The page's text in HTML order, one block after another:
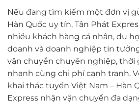
Nếu đang tìm kiếm một đơn vị
Hàn Quốc uy tín, Tân Phát
nhiều khách hàng cá nhân, du
doanh và doanh nghiệp tin
vận chuyển chuyên nghiệp, thời
nhanh cùng chi phí cạnh tranh.
khai thác tuyến Việt Nam – Hàn
Express nhận vận chuyển đa